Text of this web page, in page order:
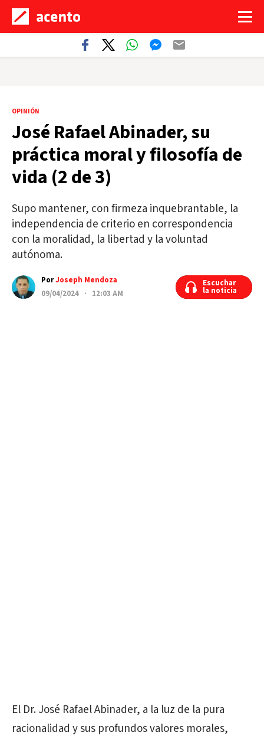
OPINIÓN
José Rafael Abinader, su
práctica moral y filosofía de
vida (2 de 3)
Supo mantener, con firmeza inquebrantable, la
independencia de criterio en correspondencia
con la moralidad, la libertad y la voluntad
autónoma.
PorJoseph Mendoza
09/04/2024 · 12:03 AM
Escuchar
la noticia
Escuchar
la noticia
El Dr. José Rafael Abinader, a la luz de la pura
racionalidad y sus profundos valores morales,